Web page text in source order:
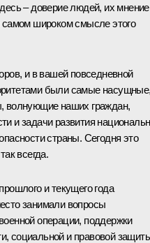
– доверие людей, их
широком смысле этого
и в вашей повседневной
были самые
волнующие наших граждан,
и задачи развития
страны. Сегодня это
всегда.
и текущего года
занимали вопросы
операции, поддержки
социальной и правовой